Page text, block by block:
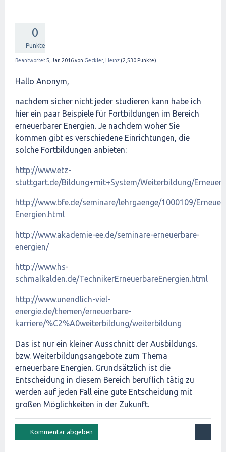
0
Punkte
Beantwortet5, Jan 2016von Geckler, Heinz (2,530 Punkte)
Hallo Anonym,
nachdem sicher nicht jeder studieren kann habe ich
hier ein paar Beispiele für Fortbildungen im Bereich
erneuerbarer Energien. Je nachdem woher Sie
kommen gibt es verschiedene Einrichtungen, die
solche Fortbildungen anbieten:
http://www.etz-
stuttgart.de/Bildung+mit+System/Weiterbildung/
http://www.bfe.de/seminare/lehrgaenge/1000109/
Energien.html
http://www.akademie-ee.de/seminare-erneuerbare-
energien/
http://www.hs-
schmalkalden.de/TechnikerErneuerbareEnergien.html
http://www.unendlich-viel-
energie.de/themen/erneuerbare-
karriere/%C2%A0weiterbildung/weiterbildung
Das ist nur ein kleiner Ausschnitt der Ausbildungs.
bzw. Weiterbildungsangebote zum Thema
erneuerbare Energien. Grundsätzlich ist die
Entscheidung in diesem Bereich beruflich tätig zu
werden auf jeden Fall eine gute Entscheidung mit
großen Möglichkeiten in der Zukunft.